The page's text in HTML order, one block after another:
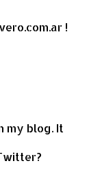
!
my blog. It